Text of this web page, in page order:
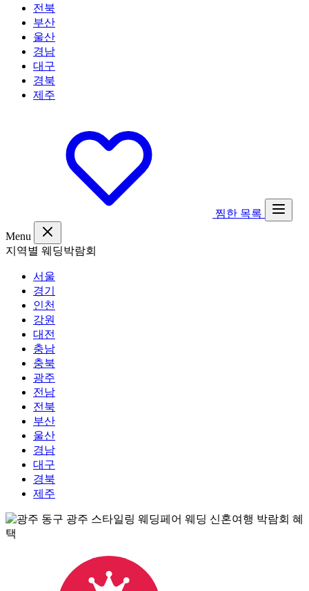
전북
부산
울산
경남
대구
경북
제주
찜한 목록
Menu
지역별 웨딩박람회
서울
경기
인천
강원
대전
충남
충북
광주
전남
전북
부산
울산
경남
대구
경북
제주